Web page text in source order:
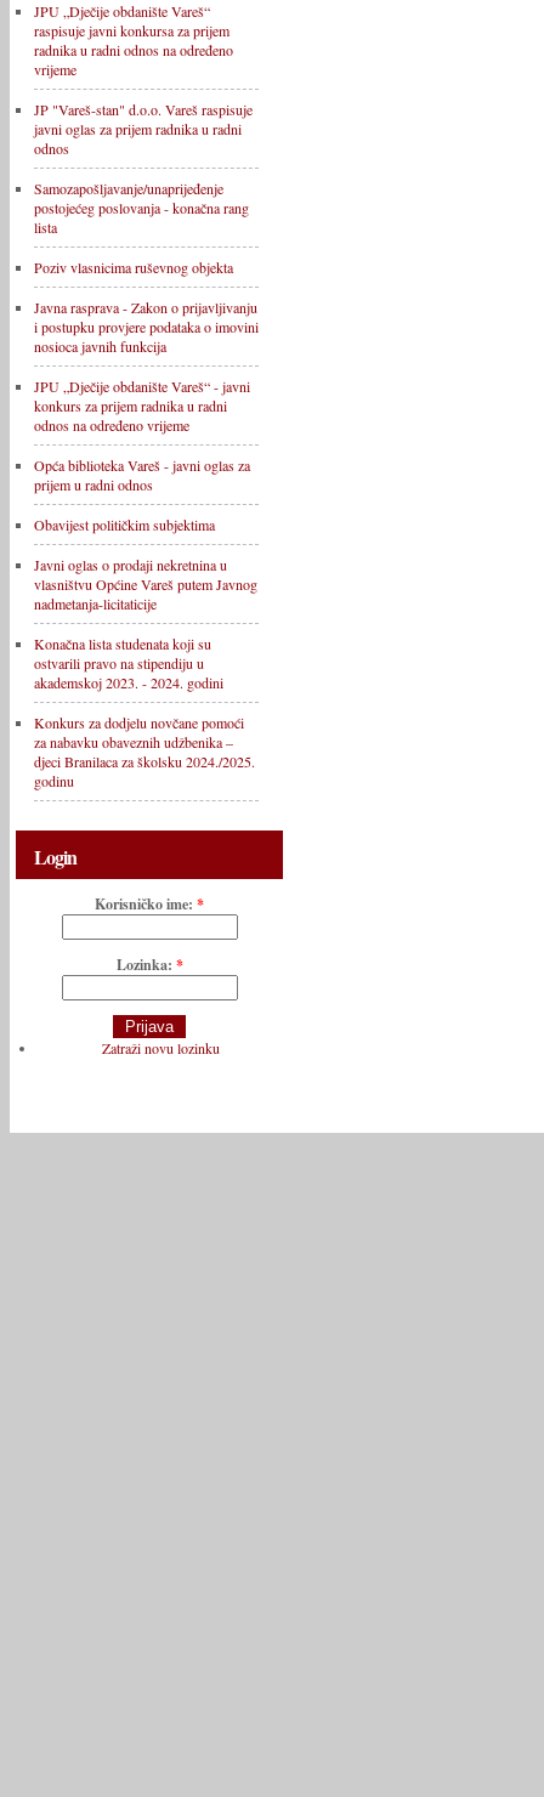
JPU „Dječije obdanište Vareš“
raspisuje javni konkursa za prijem
radnika u radni odnos na određeno
vrijeme
JP "Vareš-stan" d.o.o. Vareš raspisuje
javni oglas za prijem radnika u radni
odnos
Samozapošljavanje/unaprijeđenje
postojećeg poslovanja - konačna rang
lista
Poziv vlasnicima ruševnog objekta
Javna rasprava - Zakon o prijavljivanju
i postupku provjere podataka o imovini
nosioca javnih funkcija
JPU „Dječije obdanište Vareš“ - javni
konkurs za prijem radnika u radni
odnos na određeno vrijeme
Opća biblioteka Vareš - javni oglas za
prijem u radni odnos
Obavijest političkim subjektima
Javni oglas o prodaji nekretnina u
vlasništvu Općine Vareš putem Javnog
nadmetanja-licitaticije
Konačna lista studenata koji su
ostvarili pravo na stipendiju u
akademskoj 2023. - 2024. godini
Konkurs za dodjelu novčane pomoći
za nabavku obaveznih udžbenika –
djeci Branilaca za školsku 2024./2025.
godinu
Login
Korisničko ime: *
Lozinka: *
Zatraži novu lozinku